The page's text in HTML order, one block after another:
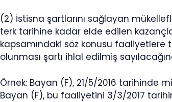
(2) İstisna şartlarını sağlayan
terk tarihine kadar elde edilen
kapsamındaki söz konusu faaliyetlere
olunması şartı ihlal edilmiş
Örnek: Bayan (F), 21/5/2016 tarihinde
Bayan (F), bu faaliyetini 3/3/2017